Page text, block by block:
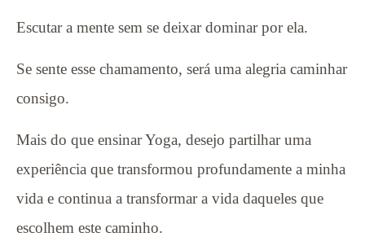
Escutar a mente sem se deixar dominar por ela.
Se sente esse chamamento, será uma alegria caminhar
consigo.
Mais do que ensinar Yoga, desejo partilhar uma
experiência que transformou profundamente a minha
vida e continua a transformar a vida daqueles que
escolhem este caminho.